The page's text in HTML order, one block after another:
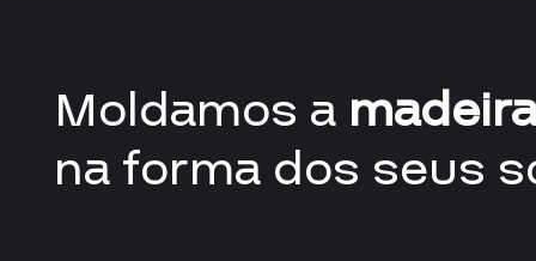
Moldamos a madeira
na forma dos seus